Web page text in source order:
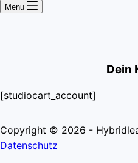
Menu
Dein
[studiocart_account]
Copyright © 2026 -
Datenschutz